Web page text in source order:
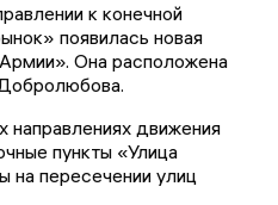
к конечной
появилась новая
Она расположена
движения
пункты «Улица
на пересечении улиц